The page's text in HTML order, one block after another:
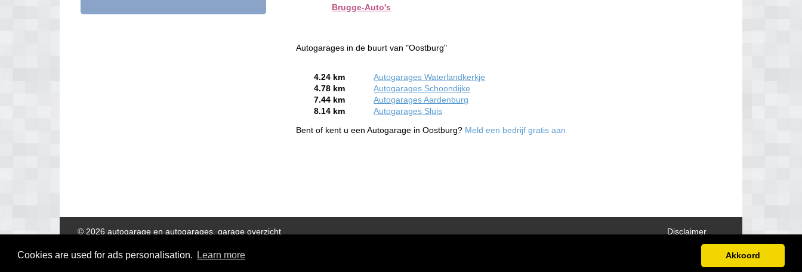
Cookies are used for ads personalisation. Learn more Akkoord
Brugge-Auto's
Autogarages in de buurt van "Oostburg"
4.24 km
Autogarages Waterlandkerkje
4.78 km
Autogarages Schoondijke
7.44 km
Autogarages Aardenburg
8.14 km
Autogarages Sluis
Bent of kent u een Autogarage in Oostburg? Meld een bedrijf gratis aan
Disclaimer
© 2026 autogarage en autogarages, garage overzicht